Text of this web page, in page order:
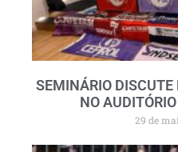
SEMINÁRIO DISCUTE
NO
29 de